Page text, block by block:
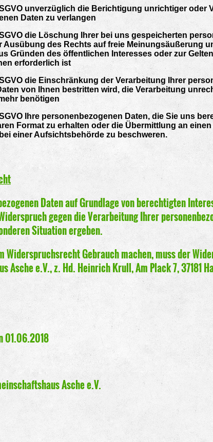
unverzüglich die Berichtigung unrichtiger
Daten zu verlangen
die Löschung Ihrer bei uns gespeicherten
Ausübung des Rechts auf freie Meinungsäußerung
Gründen des öffentlichen Interesses oder zur
erforderlich ist
die Einschränkung der Verarbeitung Ihrer
von Ihnen bestritten wird, die Verarbeitung
benötigen
Ihre personenbezogenen Daten, die Sie uns
Format zu erhalten oder die Übermittlung an
einer Aufsichtsbehörde zu beschweren.
Daten auf Grundlage von berechtigten
gegen die Verarbeitung Ihrer
Situation ergeben.
Widerspruchsrecht Gebrauch machen, muss der
Asche e.V., z. Hd. Heinrich Krull, Am Plack 7, 37181
01.06.2018
Asche e.V.